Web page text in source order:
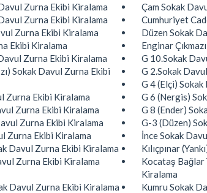
Zurna Ekibi Kiralama
Çam Sokak
Davul Zurna Ekibi Kiralama
Cumhuriyet
Zurna Ekibi Kiralama
Düzen Sokak
Ekibi Kiralama
Enginar
Zurna Ekibi Kiralama
G 10.Sokak
Sokak Davul Zurna Ekibi
G 2.Sokak
G 4 (Elçi)
Zurna Ekibi Kiralama
G 6 (Nergis)
Zurna Ekibi Kiralama
G 8 (Ender)
Zurna Ekibi Kiralama
G-3 (Düzen)
Zurna Ekibi Kiralama
İnce Sokak
Davul Zurna Ekibi Kiralama
Kılıçpınar
Zurna Ekibi Kiralama
Kocataş Bağlar
Kiralama
Davul Zurna Ekibi Kiralama
Kumru Sokak